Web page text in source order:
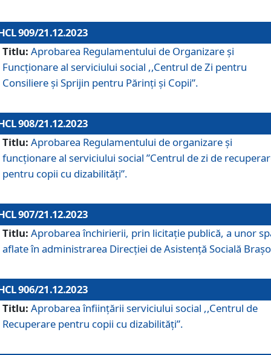
909/21.12.2023
Titlu: Aprobarea Regulamentului de Organizare și
Funcționare al serviciului social ,,Centrul de Zi pentru
Consiliere şi Sprijin pentru Părinţi şi Copii”.
908/21.12.2023
Titlu: Aprobarea Regulamentului de organizare şi
funcţionare al serviciului social ”Centrul de zi de
pentru copii cu dizabilități”.
907/21.12.2023
Titlu: Aprobarea închirierii, prin licitație publică, a unor
aflate în administrarea Direcției de Asistență Socială
906/21.12.2023
Titlu: Aprobarea înființării serviciului social ,,Centrul de
Recuperare pentru copii cu dizabilități”.